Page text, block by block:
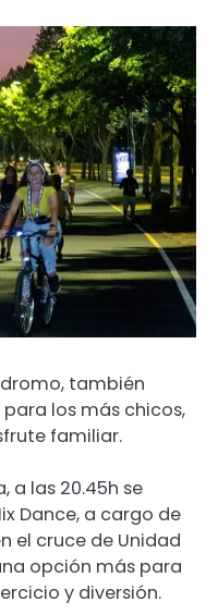
también
los más chicos,
familiar.
a las 20.45h se
Dance, a cargo de
el cruce de Unidad
opción más para
y diversión.